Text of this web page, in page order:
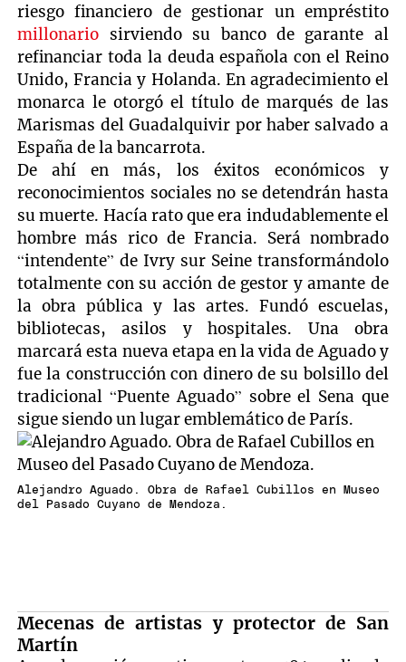
riesgo financiero de gestionar un empréstito
millonario sirviendo su banco de garante al
refinanciar toda la deuda española con el Reino
Unido, Francia y Holanda. En agradecimiento el
monarca le otorgó el título de marqués de las
Marismas del Guadalquivir por haber salvado a
España de la bancarrota.
De ahí en más, los éxitos económicos y
reconocimientos sociales no se detendrán hasta
su muerte. Hacía rato que era indudablemente el
hombre más rico de Francia. Será nombrado
“intendente” de Ivry sur Seine transformándolo
totalmente con su acción de gestor y amante de
la obra pública y las artes. Fundó escuelas,
bibliotecas, asilos y hospitales. Una obra
marcará esta nueva etapa en la vida de Aguado y
fue la construcción con dinero de su bolsillo del
tradicional “Puente Aguado” sobre el Sena que
sigue siendo un lugar emblemático de París.
Alejandro Aguado. Obra de Rafael Cubillos en Museo
del Pasado Cuyano de Mendoza.
Mecenas de artistas y protector de San
Martín